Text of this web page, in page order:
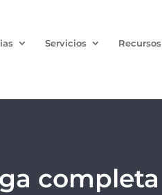
Servicios Recursos
completa